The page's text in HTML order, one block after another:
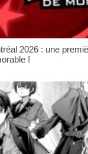
2026 : une
!